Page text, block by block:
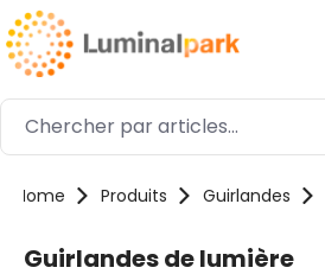
Passer au contenu principal
Home Produits Guirlandes
Guirlandes de lumière